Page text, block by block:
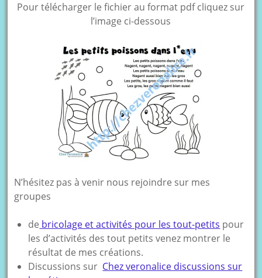
Pour télécharger le fichier au format pdf cliquez sur
l’image ci-dessous
N’hésitez pas à venir nous rejoindre sur mes
groupes
de bricolage et activités pour les tout-petits pour
les d’activités des tout petits venez montrer le
résultat de mes créations.
Discussions sur Chez veronalice discussions sur